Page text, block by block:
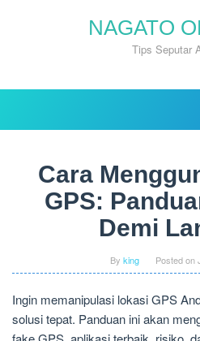
NAGATO
Tips Seputar
Cara
GPS:
Demi
By king Posted on
Ingin memanipulasi lokasi GPS
solusi tepat. Panduan ini akan